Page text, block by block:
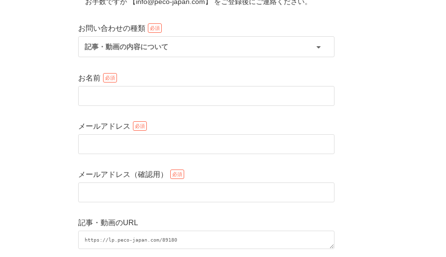
お問い合わせの種類
記事・動画の内容について
お名前
メールアドレス
メールアドレス（確認用）
記事・動画のURL